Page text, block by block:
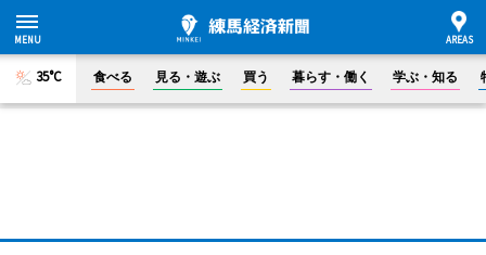
35°C 食べる 見る・遊ぶ 買う 暮らす・働く 学ぶ・知る